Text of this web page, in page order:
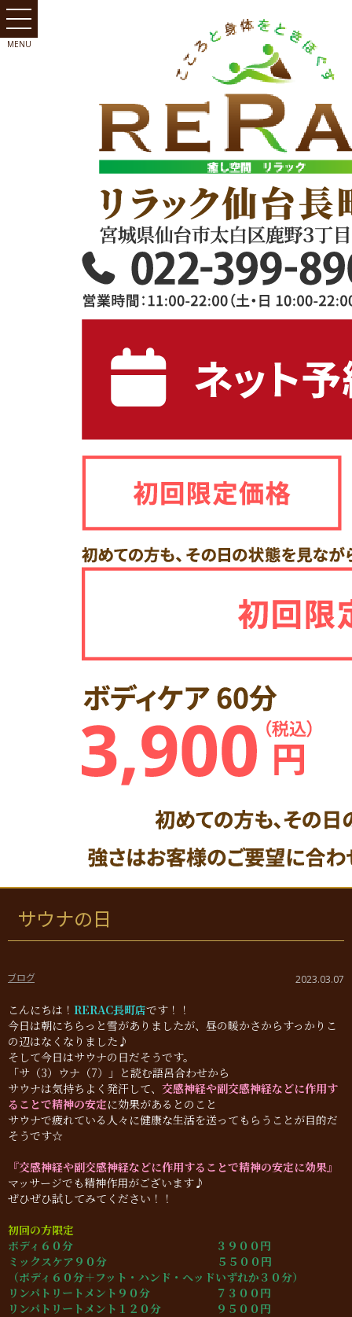
サウナの日
ブログ 2023.03.07
こんにちは！ RERAC長町店です！！
今日は朝にちらっと雪がありましたが、昼の暖かさからすっかりこ
の辺はなくなりました♪
そして今日はサウナの日だそうです。
「サ（3）ウナ（7）」と読む語呂合わせから
サウナは気持ちよく発汗して、 交感神経や副交感神経などに作用す
ることで精神の安定に効果があるとのこと
サウナで疲れている人々に健康な生活を送ってもらうことが目的だ
そうです☆
『交感神経や副交感神経などに作用することで精神の安定に効果』
マッサージでも精神作用がございます♪
ぜひぜひ試してみてください！！
初回の方限定
ボディ６０分 ３９００円
ミックスケア９０分 ５５００円
（ボディ６０分＋フット・ハンド・ヘッドいずれか３０分）
リンパトリートメント９０分 ７３００円
リンパトリートメント１２０分 ９５００円